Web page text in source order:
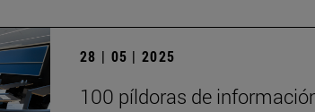
28 | 05 | 2025
100 píldoras de